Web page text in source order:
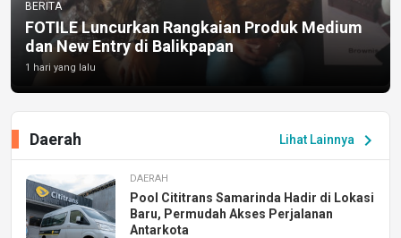
BERITA
FOTILE Luncurkan Rangkaian Produk Medium
dan New Entry di Balikpapan
1 hari yang lalu
Lihat Lainnya chevron_right
Daerah
DAERAH
Pool Cititrans Samarinda Hadir di Lokasi
Baru, Permudah Akses Perjalanan
Antarkota